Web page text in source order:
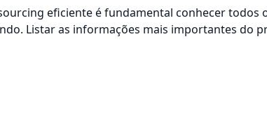
eficiente é fundamental conhecer todos
Listar as informações mais importantes do